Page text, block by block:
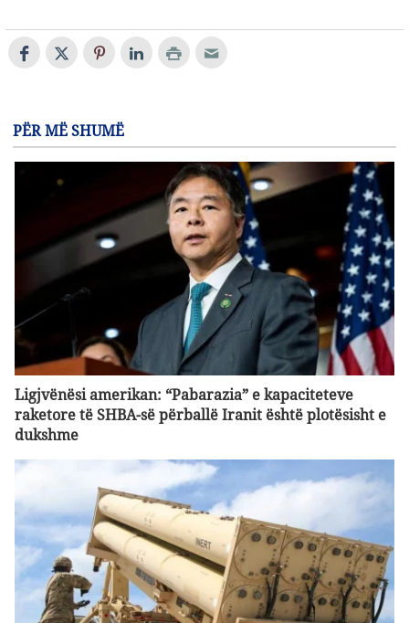
PËR MË SHUMË
Ligjvënësi amerikan: “Pabarazia” e kapaciteteve
raketore të SHBA-së përballë Iranit është plotësisht e
dukshme